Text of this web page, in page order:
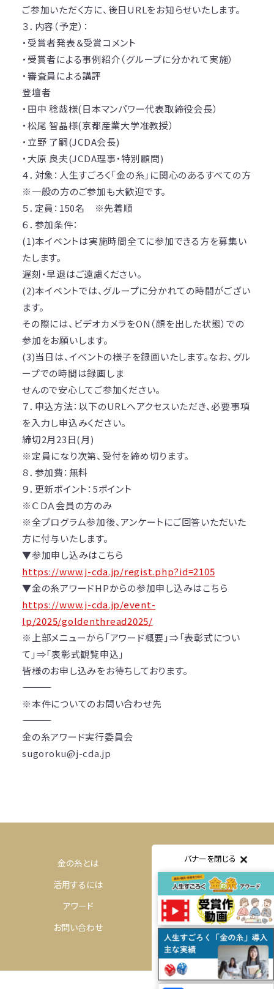
ご参加いただく方に、後日URLをお知らせいたします。
３．内容（予定）：
・受賞者発表＆受賞コメント
・受賞者による事例紹介（グループに分かれて実施）
・審査員による講評
登壇者
・田中 稔哉様(日本マンパワー代表取締役会長）
・松尾 智晶様(京都産業大学准教授）
・立野 了嗣(JCDA会長)
・大原 良夫(JCDA理事・特別顧問)
４．対象：人生すごろく「金の糸」に関心のあるすべての方
※一般の方のご参加も大歓迎です。
５．定員：150名 ※先着順
６．参加条件：
(1)本イベントは実施時間全てに参加できる方を募集い
たします。
遅刻・早退はご遠慮ください。
(2)本イベントでは、グループに分かれての時間がござい
ます。
その際には、ビデオカメラをON（顔を出した状態）での
参加をお願いします。
(3)当日は、イベントの様子を録画いたします。なお、グル
ープでの時間は録画しま
せんので安心してご参加ください。
７．申込方法：以下のURLへアクセスいただき、必要事項
を入力し申込みください。
締切2月23日(月)
※定員になり次第、受付を締め切ります。
８．参加費：無料
９．更新ポイント：5ポイント
※ＣＤＡ会員の方のみ
※全プログラム参加後、アンケートにご回答いただいた
方に付与いたします。
▼参加申し込みはこちら
https://www.j-cda.jp/regist.php?id=2105
▼金の糸アワードHPからの参加申し込みはこちら
https://www.j-cda.jp/event-
lp/2025/goldenthread2025/
※上部メニューから「アワード概要」⇒「表彰式につい
て」⇒「表彰式観覧申込」
皆様のお申し込みをお待ちしております。
――――――――――――――――――――
※本件についてのお問い合わせ先
――――――――――――――――――――
金の糸アワード実行委員会
sugoroku@j-cda.jp
金の糸とは
体験するには
活用するには
購入するには
アワード
コミュニティ
お問い合わせ
バナーを閉じる